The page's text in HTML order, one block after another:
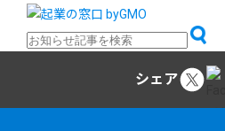
シェア